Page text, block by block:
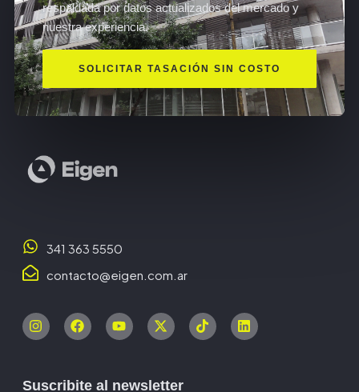
respaldada por datos actualizados del mercado y
nuestra experiencia.
SOLICITAR TASACIÓN SIN COSTO
341 363 5550
contacto@eigen.com.ar
Suscribite al newsletter